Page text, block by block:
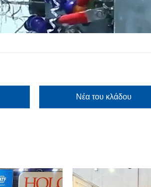
Νέα του κλάδου